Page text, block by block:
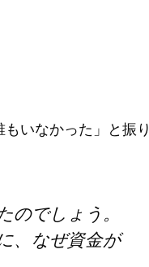
いなかった」と振り
でしょう。
、なぜ資金が